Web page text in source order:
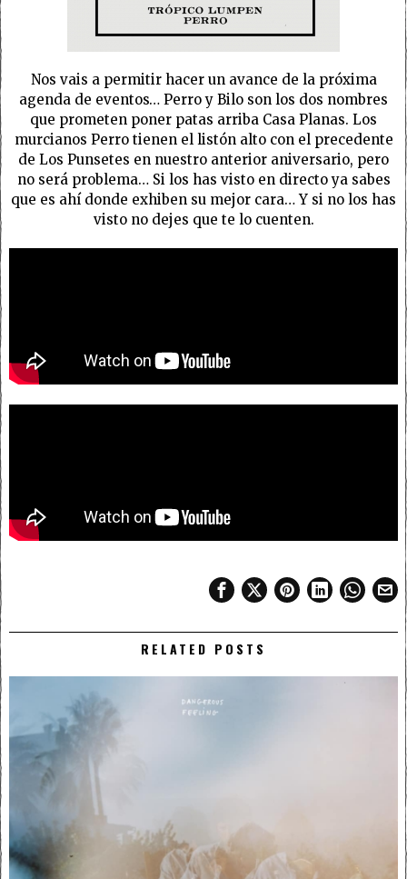
Nos vais a permitir hacer un avance de la próxima
agenda de eventos… Perro y Bilo son los dos nombres
que prometen poner patas arriba Casa Planas. Los
murcianos Perro tienen el listón alto con el precedente
de Los Punsetes en nuestro anterior aniversario, pero
no será problema… Si los has visto en directo ya sabes
que es ahí donde exhiben su mejor cara… Y si no los has
visto no dejes que te lo cuenten.
RELATED POSTS